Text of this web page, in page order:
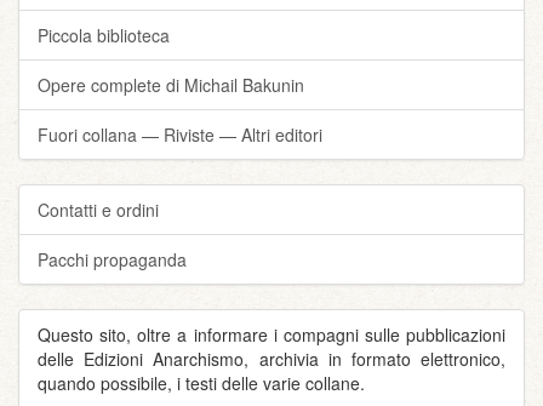
Piccola biblioteca
Opere complete di Michail Bakunin
Fuori collana — Riviste — Altri editori
Contatti e ordini
Pacchi propaganda
Questo sito, oltre a informare i compagni sulle pubblicazioni
delle Edizioni Anarchismo, archivia in formato elettronico,
quando possibile, i testi delle varie collane.